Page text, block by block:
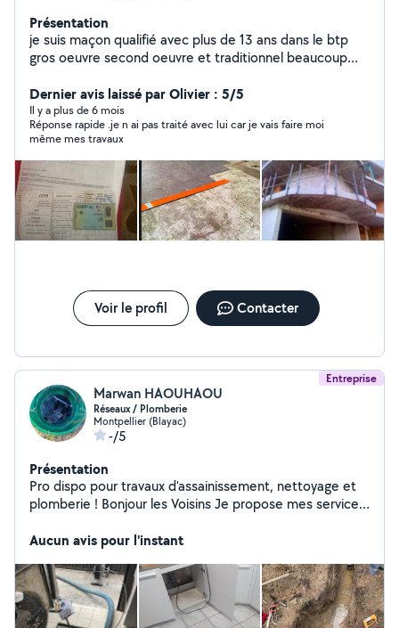
Présentation
je suis maçon qualifié avec plus de 13 ans dans le btp
gros oeuvre second oeuvre et traditionnel beaucoup
bricolage travail propre ponctuel et finition excellente
(montage de mur parpaing, brique ,façade .........tout
matériel de fabrication et en ma possession )document
certifié : bulletin de salaire , formation ,carte btp.
satisfaire le client est faire un travail propre je suis
ponctuel j'aime être a l'écoute du client même si ce
n'est pas son métier . Disponible 24sur 24 les prix sont
très raisonnable chaque travail mérite son salaire
respecter le client.
Dernier avis laissé par Olivier : 5/5
Il y a plus de 6 mois
Réponse rapide .je n ai pas traité avec lui car je vais faire moi
même mes travaux
Voir le profil Contacter
Entreprise
Marwan HAOUHAOU
Réseaux / Plomberie
Montpellier (Blayac)
-/5
Présentation
Pro dispo pour travaux d'assainissement, nettoyage et
plomberie ! Bonjour les Voisins Je propose mes services
installation, chauffe-eau) Nettoyage (appart, maison,
(débouchage, curage, entretien de fosses, inspection
caméra) Et autres petits travaux ou services selon vos
besoins ! Sérieux, rapide et pro Déplacement possible
Aucun avis pour l'instant